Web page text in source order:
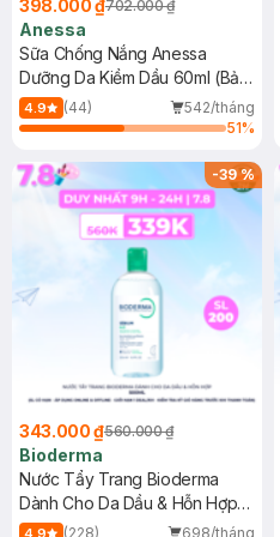
398.000 ₫702.000 ₫
Anessa
Sữa Chống Nắng Anessa
Dưỡng Da Kiềm Dầu 60ml (Bản
Mới)
4.9 (44)
542/tháng
51%
-39%
343.000 ₫560.000 ₫
Bioderma
Nước Tẩy Trang Bioderma
Dành Cho Da Dầu & Hỗn Hợp
500ml
4.9 (228) 698/tháng